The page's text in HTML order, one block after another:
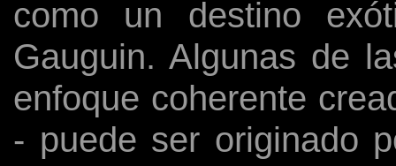
como un destino
Gauguin. Algunas de
enfoque coherente
- puede ser originado